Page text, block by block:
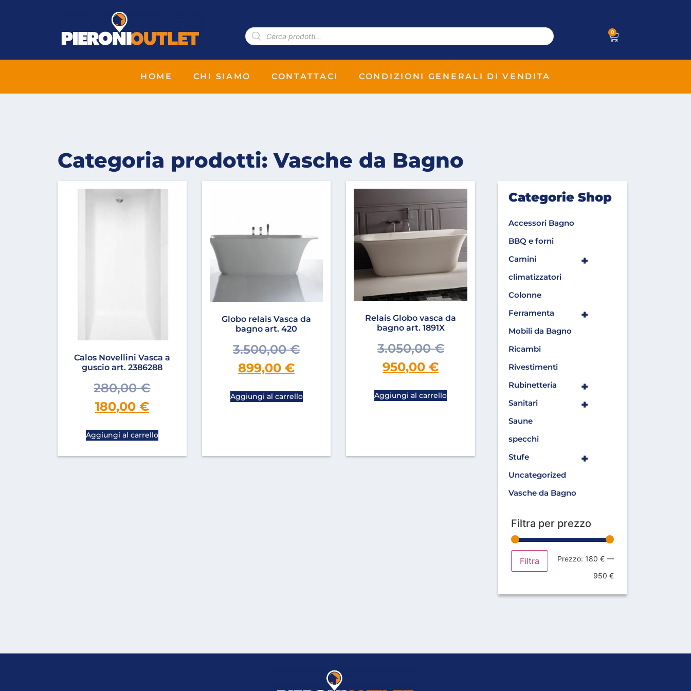
0
HOME CHI SIAMO CONTATTACI CONDIZIONI GENERALI DI VENDITA
Categoria prodotti: Vasche da Bagno
Calos Novellini Vasca a
guscio art. 2386288
280,00€
180,00 €
Aggiungi al carrello
Globo relais Vasca da
bagno art. 420
3.500,00€
899,00€
Aggiungi al carrello
Relais Globo vasca da
bagno art. 1891X
3.050,00€
950,00€
Aggiungi al carrello
Categorie Shop
Accessori Bagno
BBQ e forni
+
Camini
climatizzatori
Colonne
+
Ferramenta
Mobili da Bagno
Ricambi
Rivestimenti
+
Rubinetteria
+
Sanitari
Saune
specchi
+
Stufe
Uncategorized
Vasche da Bagno
Filtra per prezzo
Filtra Prezzo: 180 € —
950 €